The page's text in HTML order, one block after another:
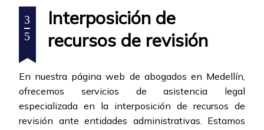
3
5
Interposición de
recursos de revisión
En nuestra página web de abogados en Medellín,
ofrecemos servicios de asistencia legal
especializada en la interposición de recursos de
revisión ante entidades administrativas. Estamos